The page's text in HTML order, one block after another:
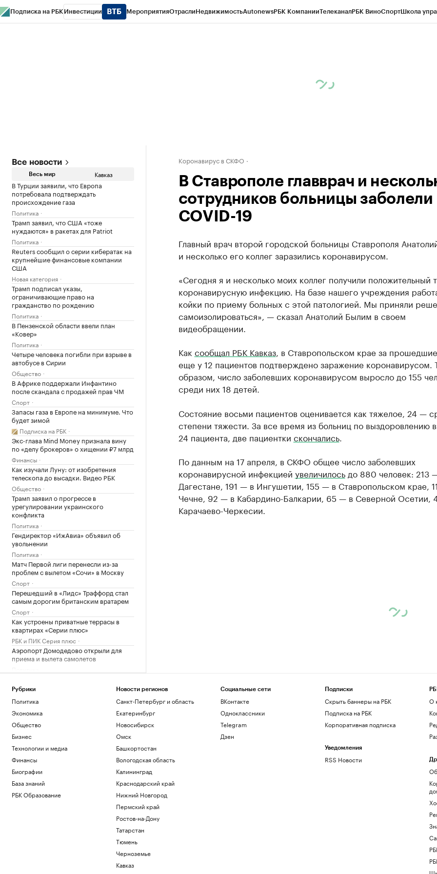
Подписка на РБК Инвестиции МероприятияОтраслиНедвижимостьAutonewsРБК КомпанииТелеканалРБК ВиноСпортШкола
Все новости
Весь мир Кавказ
В Турции заявили, что Европа
потребовала подтверждать
происхождение газа
Политика
Трамп заявил, что США «тоже
нуждаются» в ракетах для Patriot
Политика
Reuters сообщил о серии кибератак на
крупнейшие финансовые компании
США
Новая категория
Трамп подписал указы,
ограничивающие право на
гражданство по рождению
Политика
В Пензенской области ввели план
«Ковер»
Политика
Четыре человека погибли при взрыве в
автобусе в Сирии
Общество
В Африке поддержали Инфантино
после скандала с продажей прав ЧМ
Спорт
Запасы газа в Европе на минимуме. Что
будет зимой
Подписка на РБК
Экс-глава Mind Money признала вину
по «делу брокеров» о хищении ₽7 млрд
Финансы
Как изучали Луну: от изобретения
телескопа до высадки. Видео РБК
Общество
Трамп заявил о прогрессе в
урегулировании украинского
конфликта
Политика
Гендиректор «ИжАвиа» объявил об
увольнении
Политика
Матч Первой лиги перенесли из-за
проблем с вылетом «Сочи» в Москву
Спорт
Перешедший в «Лидс» Траффорд стал
самым дорогим британским вратарем
Спорт
Как устроены приватные террасы в
квартирах «Серии плюс»
РБК и ПИК Серия плюс
Аэропорт Домодедово открыли для
приема и вылета самолетов
непогоды в Смоленске
Общество
экс-участнице «Дома-2» запросили
арест
Общество
Иран сообщил об «операции против
целей врага» в Ормузском проливе
Политика
Шнайдер обыграла Калинскую и вышла
в четвертый круг турнира в Торонто
Спорт
Коронавирус в СКФО
В Ставрополе главврач и
сотрудников больницы заболели
COVID-19
Главный врач второй городской больницы Ставрополя
и несколько его коллег заразились коронавирусом.
«Сегодня я и несколько моих коллег получили положительный
коронавирусную инфекцию. На базе нашего учреждения
койки по приему больных с этой патологией. Мы приняли
самоизолироваться», — сказал Анатолий Былим в своем
видеобращении.
Как сообщал РБК Кавказ, в Ставропольском крае за
еще у 12 пациентов подтверждено заражение коронавирусом.
образом, число заболевших коронавирусом выросло до 155
среди них 18 детей.
Состояние восьми пациентов оценивается как тяжелое, 24 —
степени тяжести. За все время из больниц по выздоровлению
24 пациента, две пациентки скончались.
По данным на 17 апреля, в СКФО общее число заболевших
коронавирусной инфекцией увеличилосьдо 880 человек: 213
Дагестане, 191 — в Ингушетии, 155 — в Ставропольском крае,
Чечне, 92 — в Кабардино-Балкарии, 65 — в Северной Осетии,
Карачаево-Черкесии.
Рубрики
Политика
Экономика
Общество
Бизнес
Технологии и медиа
Финансы
Биографии
База знаний
РБК Образование
Новости регионов
Санкт-Петербург и область
Екатеринбург
Новосибирск
Омск
Башкортостан
Вологодская область
Калининград
Краснодарский край
Нижний Новгород
Пермский край
Ростов-на-Дону
Татарстан
Тюмень
Черноземье
Кавказ
Социальные сети
ВКонтакте
Одноклассники
Telegram
Дзен
Подписки
Скрыть баннеры на РБК
Подписка на РБК
Корпоративная подписка
Уведомления
RSS Новости
О